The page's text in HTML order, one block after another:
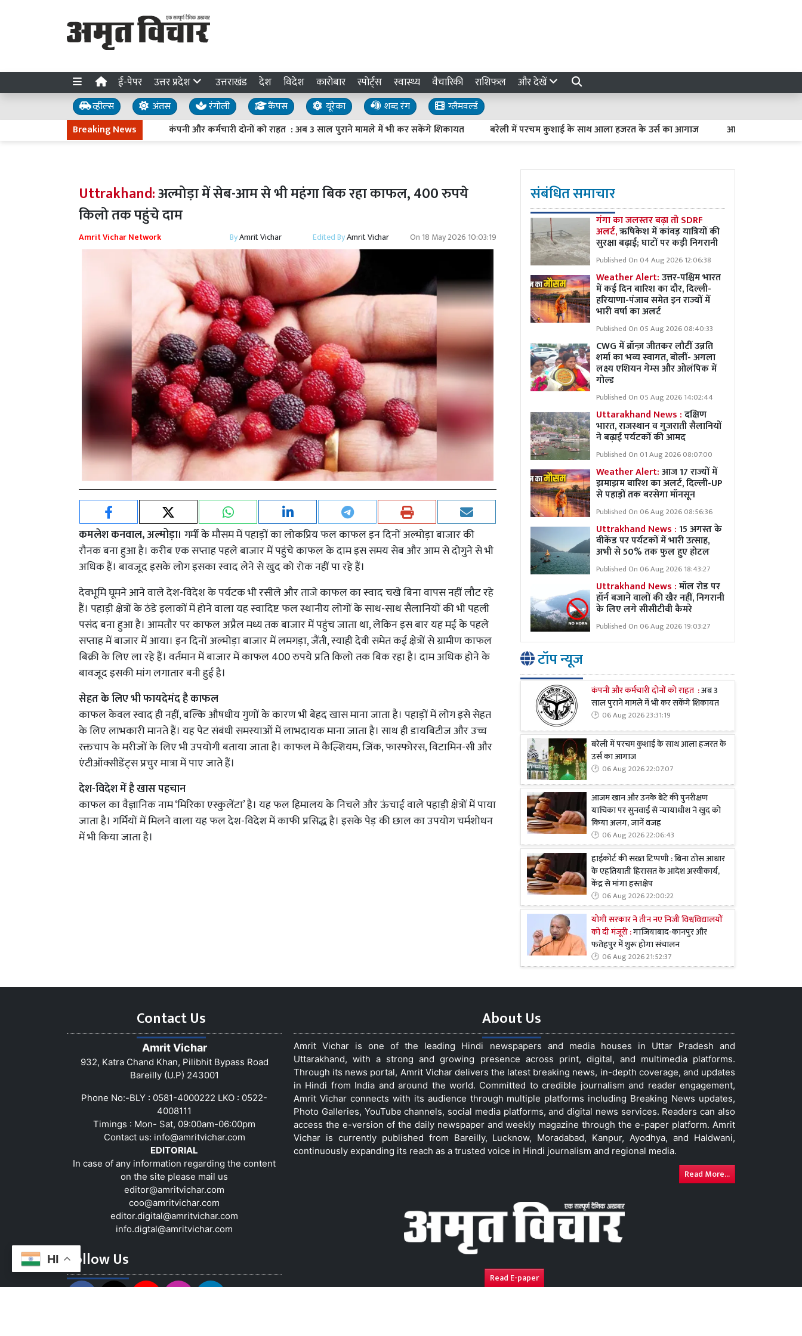
ई-पेपर उत्तर प्रदेश उत्तराखंड देश विदेश कारोबार स्पोर्ट्स स्वास्थ्य वैचारिकी राशिफल और देखें
व्हील्स अंतस रंगोली कैंपस यूरेका शब्द रंग
ग्लैमवर्ल्ड
Breaking News
कंपनी और कर्मचारी दोनों को राहत : अब 3 साल पुराने मामले में भी कर सकेंगे शिकायत बरेली में परचम कुशाई के साथ आला हजरत के उर्स का आगाज आजम खान और उनके बेटे
HI
Uttrakhand:अल्मोड़ा में सेब-आम से भी महंगा बिक रहा काफल, 400 रुपये
किलो तक पहुंचे दाम
Amrit Vichar Network ByAmrit Vichar Edited ByAmrit Vichar On 18 May 2026 10:03:19
कमलेश कनवाल, अल्मोड़ा। गर्मी के मौसम में पहाड़ों का लोकप्रिय फल काफल इन दिनों अल्मोड़ा बाजार की
रौनक बना हुआ है। करीब एक सप्ताह पहले बाजार में पहुंचे काफल के दाम इस समय सेब और आम से दोगुने से भी
अधिक हैं। बावजूद इसके लोग इसका स्वाद लेने से खुद को रोक नहीं पा रहे हैं।
देवभूमि घूमने आने वाले देश-विदेश के पर्यटक भी रसीले और ताजे काफल का स्वाद चखे बिना वापस नहीं लौट रहे
हैं। पहाड़ी क्षेत्रों के ठंडे इलाकों में होने वाला यह स्वादिष्ट फल स्थानीय लोगों के साथ-साथ सैलानियों की भी पहली
पसंद बना हुआ है। आमतौर पर काफल अप्रैल मध्य तक बाजार में पहुंच जाता था, लेकिन इस बार यह मई के पहले
सप्ताह में बाजार में आया। इन दिनों अल्मोड़ा बाजार में लमगड़ा, जैंती, स्याही देवी समेत कई क्षेत्रों से ग्रामीण काफल
बिक्री के लिए ला रहे हैं। वर्तमान में बाजार में काफल 400 रुपये प्रति किलो तक बिक रहा है। दाम अधिक होने के
बावजूद इसकी मांग लगातार बनी हुई है।
सेहत के लिए भी फायदेमंद है काफल
काफल केवल स्वाद ही नहीं, बल्कि औषधीय गुणों के कारण भी बेहद खास माना जाता है। पहाड़ों में लोग इसे सेहत
के लिए लाभकारी मानते हैं। यह पेट संबंधी समस्याओं में लाभदायक माना जाता है। साथ ही डायबिटीज और उच्च
रक्तचाप के मरीजों के लिए भी उपयोगी बताया जाता है। काफल में कैल्शियम, जिंक, फास्फोरस, विटामिन-सी और
एंटीऑक्सीडेंट्स प्रचुर मात्रा में पाए जाते हैं।
देश-विदेश में है खास पहचान
काफल का वैज्ञानिक नाम ‘मिरिका एस्कुलेंटा’ है। यह फल हिमालय के निचले और ऊंचाई वाले पहाड़ी क्षेत्रों में पाया
जाता है। गर्मियों में मिलने वाला यह फल देश-विदेश में काफी प्रसिद्ध है। इसके पेड़ की छाल का उपयोग चर्मशोधन
में भी किया जाता है।
संबंधित समाचार
गंगा का जलस्तर बढ़ा तो SDRF
अलर्ट,ऋषिकेश में कांवड़ यात्रियों की
सुरक्षा बढ़ाई; घाटों पर कड़ी निगरानी
Published On 04 Aug 2026 12:06:38
Weather Alert:उत्तर-पश्चिम भारत
में कई दिन बारिश का दौर, दिल्ली-
हरियाणा-पंजाब समेत इन राज्यों में
भारी वर्षा का अलर्ट
Published On 05 Aug 2026 08:40:33
CWG में ब्रॉन्ज़ जीतकर लौटीं उन्नति
शर्मा का भव्य स्वागत, बोलीं- अगला
लक्ष्य एशियन गेम्स और ओलंपिक में
गोल्ड
Published On 05 Aug 2026 14:02:44
Uttarakhand News :दक्षिण
भारत, राजस्थान व गुजराती सैलानियों
ने बढ़ाई पर्यटकों की आमद
Published On 01 Aug 2026 08:07:00
Weather Alert:आज 17 राज्यों में
झमाझम बारिश का अलर्ट, दिल्ली-UP
से पहाड़ों तक बरसेगा मॉनसून
Published On 06 Aug 2026 08:56:36
Uttrakhand News :15 अगस्त के
वीकेंड पर पर्यटकों में भारी उत्साह,
अभी से 50% तक फुल हुए होटल
Published On 06 Aug 2026 18:43:27
Uttrakhand News :मॉल रोड पर
हॉर्न बजाने वालों की खैर नहीं, निगरानी
के लिए लगे सीसीटीवी कैमरे
Published On 06 Aug 2026 19:03:27
टॉप न्यूज
कंपनी और कर्मचारी दोनों को राहत :अब 3
साल पुराने मामले में भी कर सकेंगे शिकायत
06 Aug 2026 23:31:19
बरेली में परचम कुशाई के साथ आला हजरत के
उर्स का आगाज
06 Aug 2026 22:07:07
आजम खान और उनके बेटे की पुनरीक्षण
याचिका पर सुनवाई से न्यायाधीश ने खुद को
किया अलग, जानें वजह
06 Aug 2026 22:06:43
हाईकोर्ट की सख्त टिप्पणी : बिना ठोस आधार
के एहतियाती हिरासत के आदेश अस्वीकार्य,
केंद्र से मांगा हस्तक्षेप
06 Aug 2026 22:00:22
योगी सरकार ने तीन नए निजी विश्वविद्यालयों
को दी मंजूरी :गाजियाबाद-कानपुर और
फतेहपुर में शुरू होगा संचालन
06 Aug 2026 21:52:37
Contact Us
Amrit Vichar
932, Katra Chand Khan, Pilibhit Bypass Road
Bareilly (U.P) 243001
Phone No:-BLY : 0581-4000222 LKO : 0522-
4008111
Timings : Mon- Sat, 09:00am-06:00pm
Contact us: info@amritvichar.com
EDITORIAL
In case of any information regarding the content
on the site please mail us
editor@amritvichar.com
coo@amritvichar.com
editor.digital@amritvichar.com
info.digtal@amritvichar.com
Follow Us
About Us
Amrit Vichar is one of the leading Hindi newspapers and media houses in Uttar Pradesh and
Uttarakhand, with a strong and growing presence across print, digital, and multimedia platforms.
Through its news portal, Amrit Vichar delivers the latest breaking news, in-depth coverage, and updates
in Hindi from India and around the world. Committed to credible journalism and reader engagement,
Amrit Vichar connects with its audience through multiple platforms including Breaking News updates,
Photo Galleries, YouTube channels, social media platforms, and digital news services. Readers can also
access the e-version of the daily newspaper and weekly magazine through the e-paper platform. Amrit
Vichar is currently published from Bareilly, Lucknow, Moradabad, Kanpur, Ayodhya, and Haldwani,
continuously expanding its reach as a trusted voice in Hindi journalism and regional media.
Read More...
Read E-paper